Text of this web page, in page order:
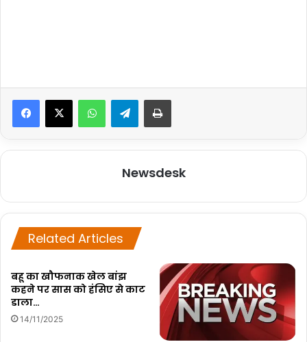
Telegram
Newsdesk
Related Articles
बहू का खौफनाक खेल बांझ
कहने पर सास को हंसिए से काट
डाला…
14/11/2025